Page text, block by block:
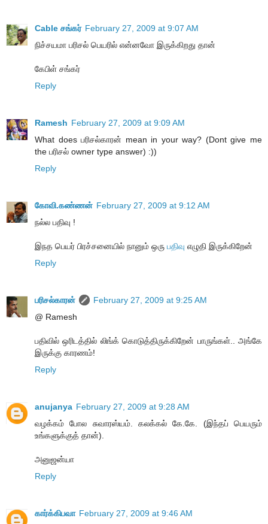
Cable சங்கர் February 27, 2009 at 9:07 AM
நிச்சயமா பரிசல் பெயரில் என்னவோ இருக்கிறது தான்
கேபிள் சங்கர்
Reply
Ramesh February 27, 2009 at 9:09 AM
What does பரிசல்காரன் mean in your way? (Dont give me
the பரிசல் owner type answer) :))
Reply
கோவி.கண்ணன் February 27, 2009 at 9:12 AM
நல்ல பதிவு !
இநத பெயர் பிரச்சனையில் நானும் ஒரு பதிவு எழுதி இருக்கிறேன்
Reply
பரிசல்காரன்
February 27, 2009 at 9:25 AM
@ Ramesh
பதிவில் ஒரிடத்தில் லிங்க் கொடுத்திருக்கிறேன் பாருங்கள்.. அங்கே
இருக்கு காரணம்!
Reply
anujanya February 27, 2009 at 9:28 AM
வழக்கம் போல சுவாரஸ்யம். கலக்கல் கே.கே. (இந்தப் பெயரும்
உங்களுக்குத் தான்).
அனுஜன்யா
Reply
கார்க்கிபவா February 27, 2009 at 9:46 AM